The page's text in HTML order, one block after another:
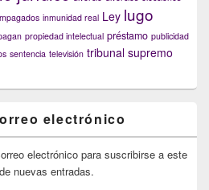
inmunidad real Ley lugo
propiedad intelectual préstamo publicidad
sentencia televisión tribunal supremo
electrónico
electrónico para suscribirse a este
nuevas entradas.